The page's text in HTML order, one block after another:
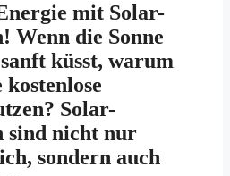
mit Solar-
Wenn die Sonne
küsst, warum
Solar-
sind nicht nur
sondern auch